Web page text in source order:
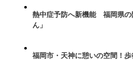
熱中症予防へ新機能 福岡県の
ん」
福岡市・天神に憩いの空間！